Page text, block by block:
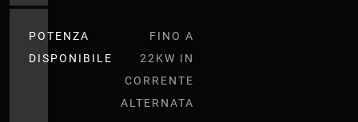
POTENZA
DISPONIBILE
FINO A
22KW IN
CORRENTE
ALTERNATA